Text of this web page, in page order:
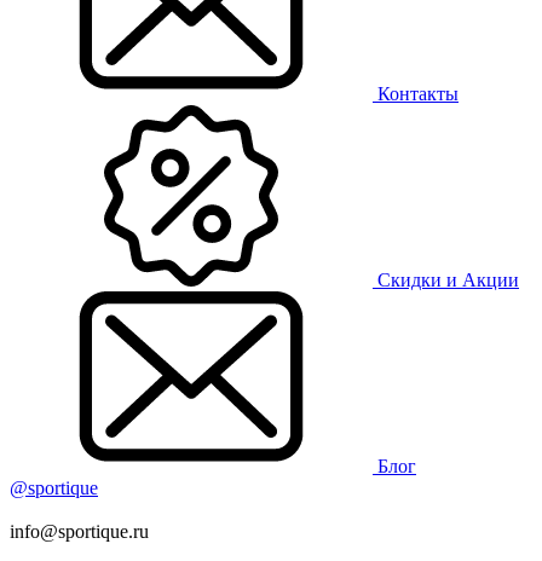
Контакты
Скидки и Акции
Блог
@sportique
info@sportique.ru